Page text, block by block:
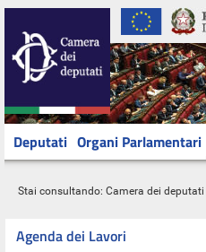
Deputati Organi Parlamentari
Stai consultando: Camera dei deputati
Agenda dei Lavori